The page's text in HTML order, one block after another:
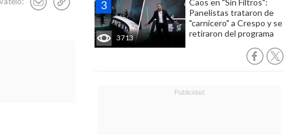
3713
Caos en "Sin Filtros":
Panelistas trataron de
"carnicero" a Crespo y se
retiraron del programa